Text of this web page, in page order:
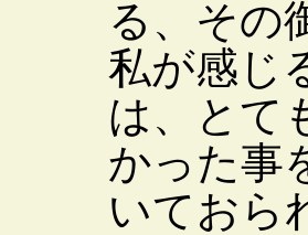
る、その
私が感じ
は、とて
かった事
いておら